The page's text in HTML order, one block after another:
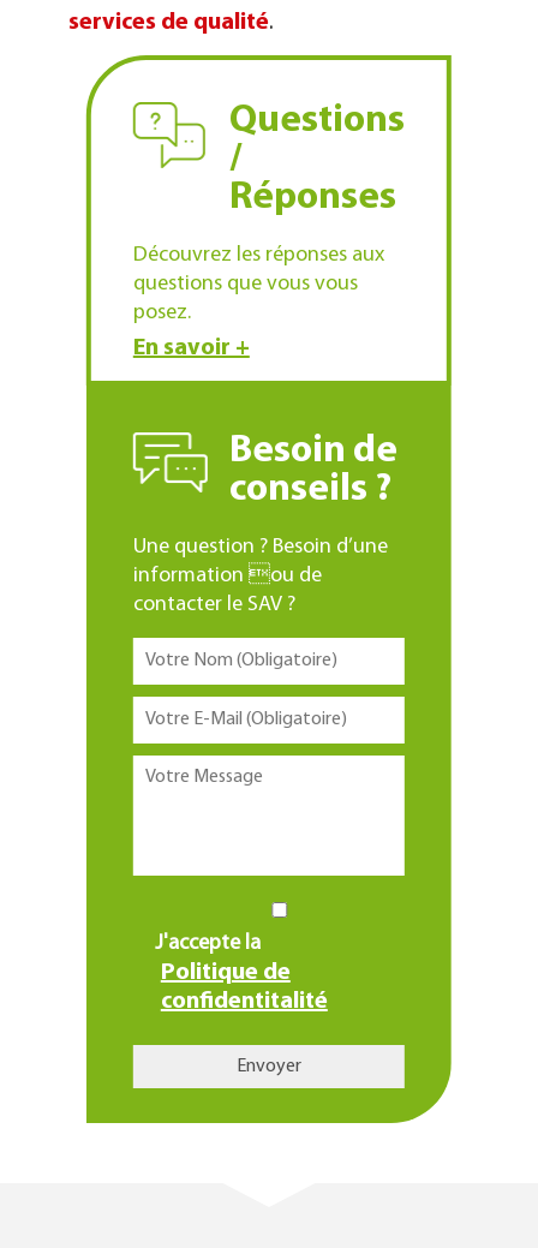
services de qualité.
Questions
/
Réponses
Découvrez les réponses aux
questions que vous vous
posez.
En savoir +
Besoin de
conseils ?
Une question ? Besoin d’une
information ou de
contacter le SAV ?
J'accepte la
Politique de
confidentitalité